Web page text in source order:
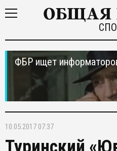
ФБР ищет
10.05.2017 07:37